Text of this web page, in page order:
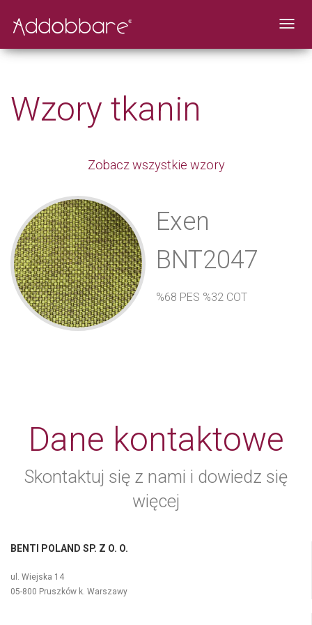
Wzory tkanin
Zobacz wszystkie wzory
Exen
BNT2047
%68 PES %32 COT
Dane kontaktowe
Skontaktuj się z nami i dowiedz się
więcej
BENTI POLAND SP. Z O. O.
ul. Wiejska 14
05-800 Pruszków k. Warszawy